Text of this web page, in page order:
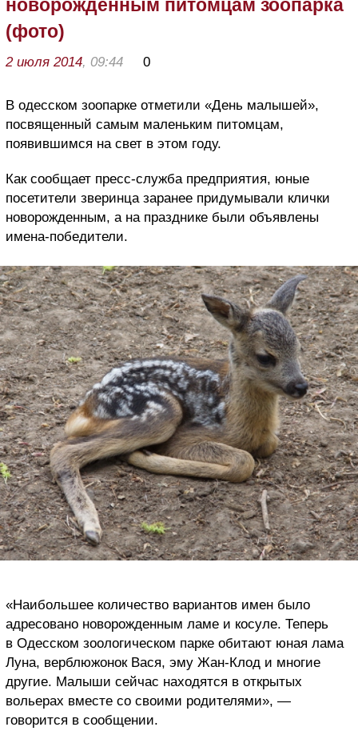
новорожденным питомцам зоопарка
(фото)
2 июля 2014, 09:44 0
В одесском зоопарке отметили «День малышей»,
посвященный самым маленьким питомцам,
появившимся на свет в этом году.
Как сообщает пресс-служба предприятия, юные
посетители зверинца заранее придумывали клички
новорожденным, а на празднике были объявлены
имена-победители.
«Наибольшее количество вариантов имен было
адресовано новорожденным ламе и косуле. Теперь
в Одесском зоологическом парке обитают юная лама
Луна, верблюжонок Вася, эму Жан-Клод и многие
другие. Малыши сейчас находятся в открытых
вольерах вместе со своими родителями», —
говорится в сообщении.